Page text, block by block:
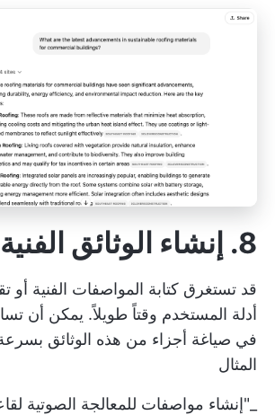
8. إنشاء الوثائق الفنية
قد تستغرق كتابة المواصفات الفنية أو
في صياغة أجزاء من هذه الوثائق
المثال
_"إنشاء مواصفات للمعالجة الصوتية